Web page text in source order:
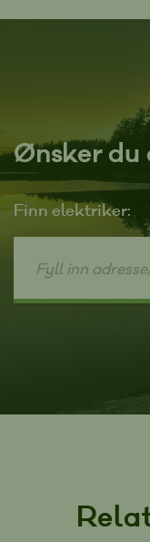
Ønsker du
Finn elektriker: